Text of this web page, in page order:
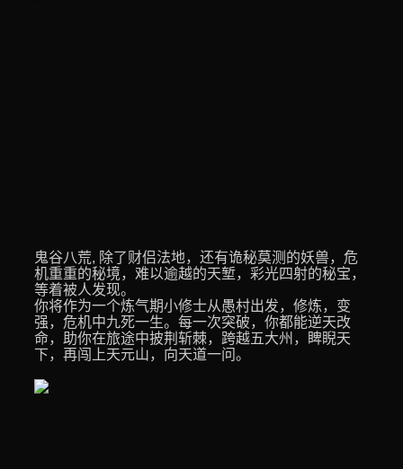
鬼谷八荒, 除了财侣法地，还有诡秘莫测的妖兽，危
机重重的秘境，难以逾越的天堑，彩光四射的秘宝，
等着被人发现。
你将作为一个炼气期小修士从愚村出发，修炼，变
强，危机中九死一生。每一次突破，你都能逆天改
命，助你在旅途中披荆斩棘，跨越五大州，睥睨天
下，再闯上天元山，向天道一问。